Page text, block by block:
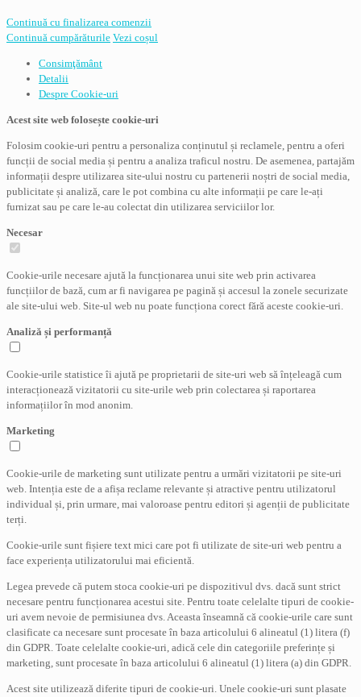
Continuă cu finalizarea comenzii
Continuă cumpărăturile Vezi coșul
Consimţământ
Detalii
Despre Cookie-uri
Acest site web folosește cookie-uri
Folosim cookie-uri pentru a personaliza conținutul și reclamele, pentru a oferi
funcții de social media și pentru a analiza traficul nostru. De asemenea, partajăm
informații despre utilizarea site-ului nostru cu partenerii noștri de social media,
publicitate și analiză, care le pot combina cu alte informații pe care le-ați
furnizat sau pe care le-au colectat din utilizarea serviciilor lor.
Necesar
Cookie-urile necesare ajută la funcționarea unui site web prin activarea
funcțiilor de bază, cum ar fi navigarea pe pagină și accesul la zonele securizate
ale site-ului web. Site-ul web nu poate funcționa corect fără aceste cookie-uri.
Analiză și performanță
Cookie-urile statistice îi ajută pe proprietarii de site-uri web să înțeleagă cum
interacționează vizitatorii cu site-urile web prin colectarea și raportarea
informațiilor în mod anonim.
Marketing
Cookie-urile de marketing sunt utilizate pentru a urmări vizitatorii pe site-uri
web. Intenția este de a afișa reclame relevante și atractive pentru utilizatorul
individual și, prin urmare, mai valoroase pentru editori și agenții de publicitate
terți.
Cookie-urile sunt fișiere text mici care pot fi utilizate de site-uri web pentru a
face experiența utilizatorului mai eficientă.
Legea prevede că putem stoca cookie-uri pe dispozitivul dvs. dacă sunt strict
necesare pentru funcționarea acestui site. Pentru toate celelalte tipuri de cookie-
uri avem nevoie de permisiunea dvs. Aceasta înseamnă că cookie-urile care sunt
clasificate ca necesare sunt procesate în baza articolului 6 alineatul (1) litera (f)
din GDPR. Toate celelalte cookie-uri, adică cele din categoriile preferințe și
marketing, sunt procesate în baza articolului 6 alineatul (1) litera (a) din GDPR.
Acest site utilizează diferite tipuri de cookie-uri. Unele cookie-uri sunt plasate